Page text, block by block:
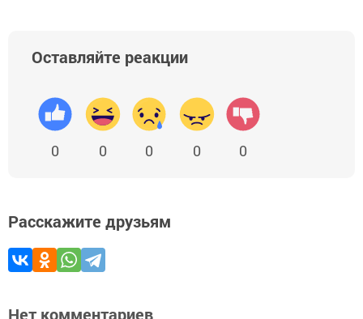
Оставляйте реакции
0 0 0 0 0
Расскажите друзьям
Нет комментариев